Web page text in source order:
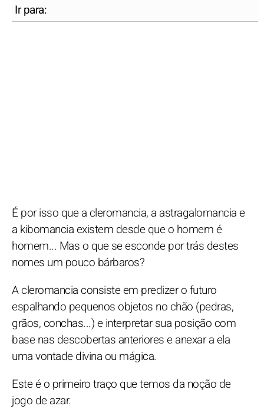
Ir para:
É por isso que a cleromancia, a astragalomancia e
a kibomancia existem desde que o homem é
homem... Mas o que se esconde por trás destes
nomes um pouco bárbaros?
A cleromancia consiste em predizer o futuro
espalhando pequenos objetos no chão (pedras,
grãos, conchas...) e interpretar sua posição com
base nas descobertas anteriores e anexar a ela
uma vontade divina ou mágica.
Este é o primeiro traço que temos da noção de
jogo de azar.